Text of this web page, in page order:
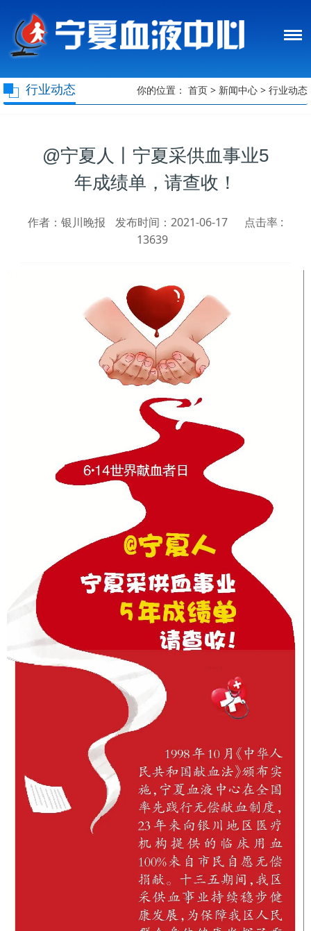
行业动态 你的位置： 首页 > 新闻中心 > 行业动态
@宁夏人丨宁夏采供血事业5
年成绩单，请查收！
作者：银川晚报 发布时间：2021-06-17
点击率 :
13639